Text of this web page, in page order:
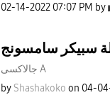
‎02-14-2022 07:07 PM by
جالاكسى A
by Shashakoko on ‎04-